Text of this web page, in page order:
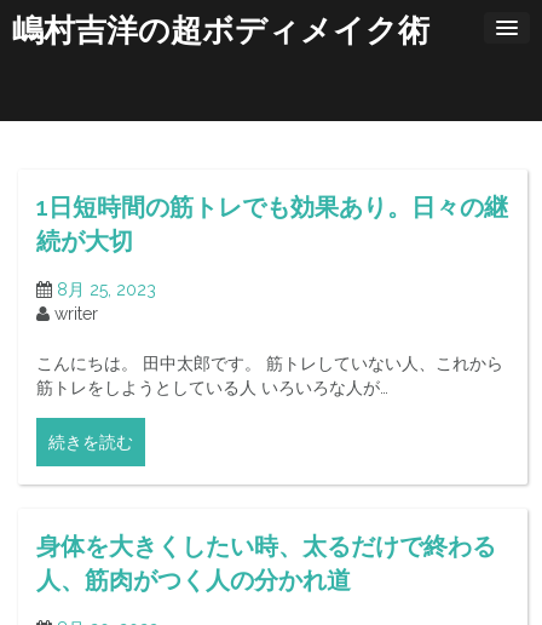
ン嶋村吉洋の超ボディメイク術
1日短時間の筋トレでも効果あり。日々の継
続が大切
8月 25, 2023
writer
こんにちは。 田中太郎です。 筋トレしていない人、これから
筋トレをしようとしている人 いろいろな人が…
続きを読む
身体を大きくしたい時、太るだけで終わる
人、筋肉がつく人の分かれ道